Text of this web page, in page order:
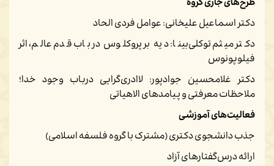
طرح‌های جاری گروه
دکتر اسماعیل علیخانی: عوامل فردی الحاد
دکتر میثم توکلی‌بینا: دیه بر پروکلوس در باب قدم عالم، اثر
فیلوپونوس
دکتر غلامحسین جوادپور: لاادری‌گرایی درباب وجود خدا؛
ملاحظات معرفتی و پیامدهای الاهیاتی
فعالیت‌های آموزشی
جذب دانشجوی دکتری (مشترک با گروه فلسفه اسلامی)
ارائه درس‌گفتارهای آزاد